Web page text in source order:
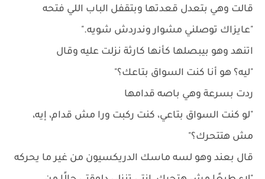
قالت وهي بتعدل قعدتها وبتقفل الباب اللي فتحه
"عايزاك توصلني مشوار وندردش شويه."
اتنهد وهو بيبصلها كأنها كارثة نزلت عليه وقال
"ليه؟ هو أنا كنت السواق بتاعك؟"
ردت بسرعة وهي باصه قدامها
"لو كنت السواق بتاعي، كنت ركبت ورا مش قدام، إيه،
مش هتتحرك؟"
قال بعند وهو لسه ماسك الدريكسيون من غير ما يحركه